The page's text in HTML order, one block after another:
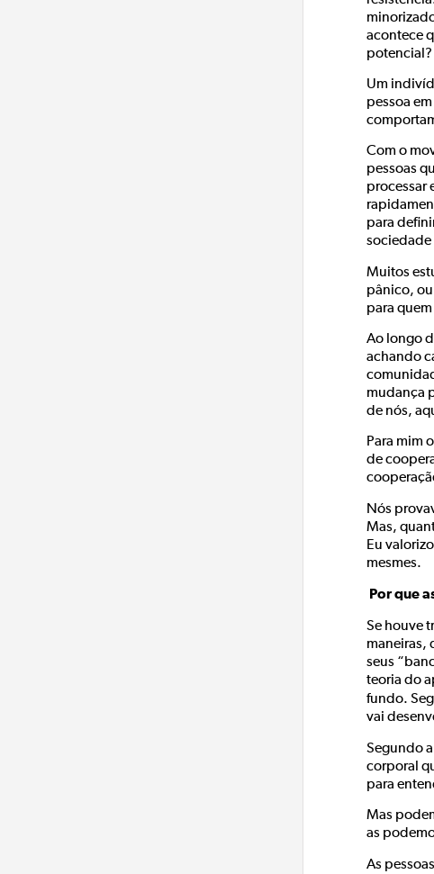
acontece
potencial?
Um
pessoa
Com o
pessoas
processar
para
sociedade
Muitos
pânico,
para
Ao longo
achando
mudança
de nós,
Para mim
de
Nós
Mas,
Eu
mesmes.
Por que
Se houve
maneiras,
seus
teoria do
fundo.
vai
Segundo a
corporal
para
Mas
as
As